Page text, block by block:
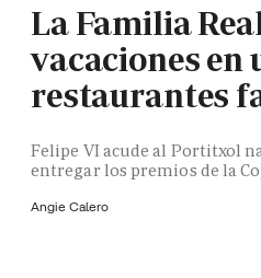
La Familia
vacaciones en
restaurantes
Felipe VI acude al Portitxol
entregar los premios de la
Angie Calero